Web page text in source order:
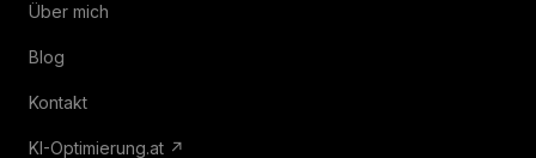
Über mich
Blog
Kontakt
KI-Optimierung.at ↗